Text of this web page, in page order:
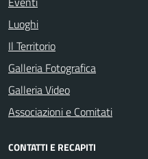
Luoghi
Il Territorio
Galleria Fotografica
Galleria Video
Associazioni e Comitati
CONTATTI E RECAPITI